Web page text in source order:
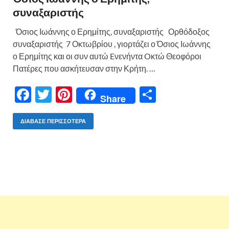
συναξαριστής
Όσιος Ιωάννης ο Ερημίτης, συναξαριστής Ορθόδοξος
συναξαριστής 7 Οκτωβρίου , γιορτάζει ο Όσιος Ιωάννης
ο Ερημίτης και οι συν αυτώ Eνενήντα Oκτώ Θεοφόροι
Πατέρες που ασκήτευσαν στην Κρήτη. …
F
ac
e
k
T
w
itt
Pi
nt
er
Share
ίτ
ΔΙΆΒΑΣΕ ΠΕΡΙΣΣΌΤΕΡΑ